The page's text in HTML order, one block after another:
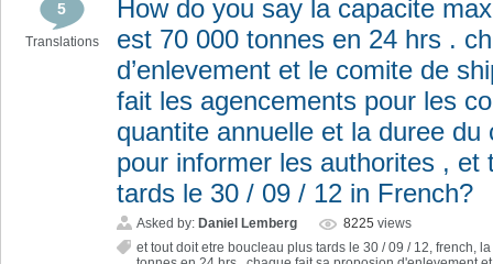
5
Translations
How do you say la capacite
est 70 000 tonnes en 24 hrs .
d’enlevement et le comite de
fait les agencements pour les
quantite annuelle et la duree
pour informer les authorites , et
tards le 30 / 09 / 12 in French?
Asked by: Daniel Lemberg 8225 views
et tout doit etre boucleau plus tards le 30 / 09 / 12, french,